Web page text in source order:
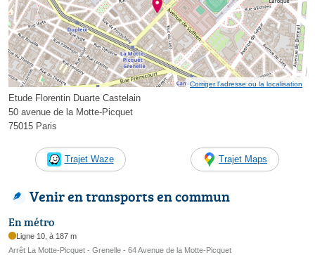
Corriger l’adresse ou la localisation
Etude Florentin Duarte Castelain
50 avenue de la Motte-Picquet
75015 Paris
Trajet Waze Trajet Maps
Venir en transports en commun
En métro
Ligne 10, à 187 m
Arrêt La Motte-Picquet - Grenelle - 64 Avenue de la Motte-Picquet